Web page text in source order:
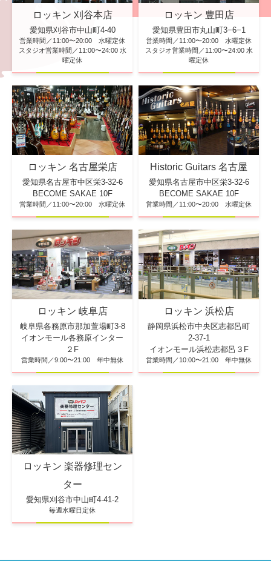
ロッキン 刈谷本店
愛知県刈谷市中山町4-40
営業時間／11:00〜20:00 水曜定休
スタジオ営業時間／11:00〜24:00 水
曜定休
ロッキン 豊田店
愛知県豊田市丸山町3−6−1
営業時間／11:00〜20:00 水曜定休
スタジオ営業時間／11:00〜24:00 水
曜定休
ロッキン 名古屋栄店
愛知県名古屋市中区栄3-32-6
BECOME SAKAE 10F
営業時間／11:00〜20:00 水曜定休
Historic Guitars 名古屋
愛知県名古屋市中区栄3-32-6
BECOME SAKAE 10F
営業時間／11:00〜20:00 水曜定休
ロッキン 岐阜店
岐阜県各務原市那加萱場町3-8
イオンモール各務原インター
２F
営業時間／9:00〜21:00 年中無休
ロッキン 浜松店
静岡県浜松市中央区志都呂町
2-37-1
イオンモール浜松志都呂３F
営業時間／10:00〜21:00 年中無休
ロッキン 楽器修理セン
ター
愛知県刈谷市中山町4-41-2
毎週水曜日定休